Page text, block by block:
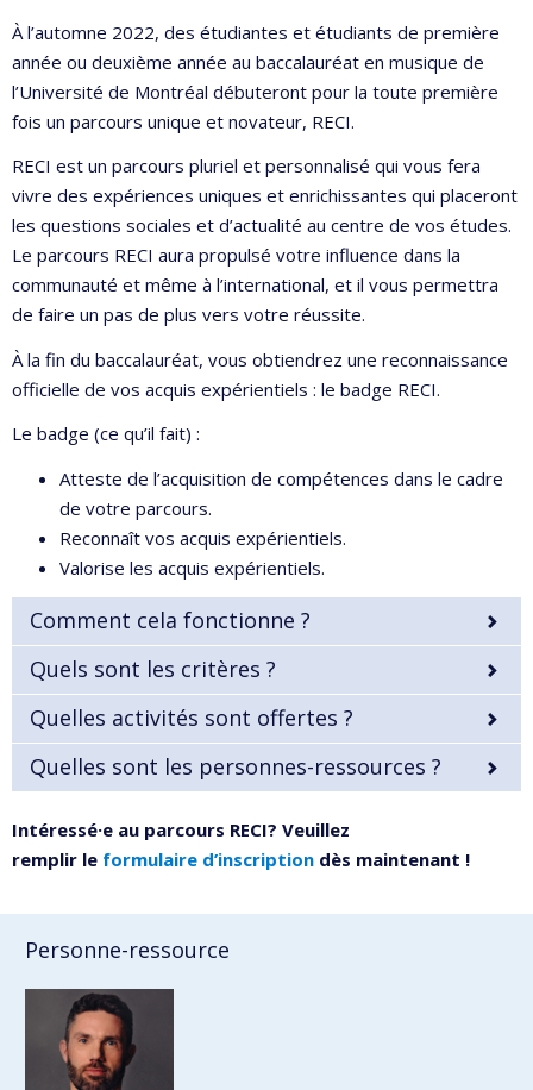
À l’automne 2022, des étudiantes et étudiants de première
année ou deuxième année au baccalauréat en musique de
l’Université de Montréal débuteront pour la toute première
fois un parcours unique et novateur, RECI.
RECI est un parcours pluriel et personnalisé qui vous fera
vivre des expériences uniques et enrichissantes qui placeront
les questions sociales et d’actualité au centre de vos études.
Le parcours RECI aura propulsé votre influence dans la
communauté et même à l’international, et il vous permettra
de faire un pas de plus vers votre réussite.
À la fin du baccalauréat, vous obtiendrez une reconnaissance
officielle de vos acquis expérientiels : le badge RECI.
Le badge (ce qu’il fait) :
Atteste de l’acquisition de compétences dans le cadre
de votre parcours.
Reconnaît vos acquis expérientiels.
Valorise les acquis expérientiels.
Comment cela fonctionne ?
Quels sont les critères ?
Quelles activités sont offertes ?
Quelles sont les personnes-ressources ?
Intéressé·e au parcours RECI? Veuillez
remplir le formulaire d’inscription dès maintenant !
Personne-ressource